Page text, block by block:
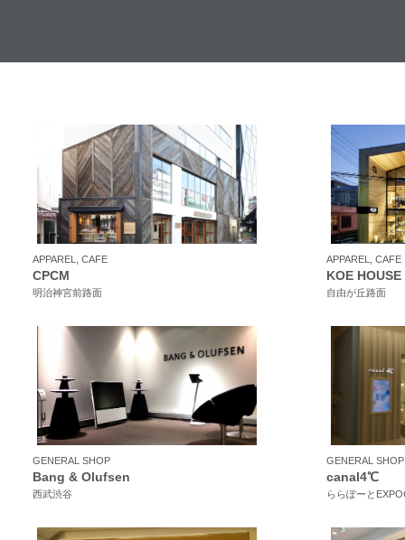
APPAREL, CAFE
CPCM
明治神宮前路面
APPAREL, CAFE
KOE HOUSE
自由が丘路面
GENERAL SHOP
Bang & Olufsen
西武渋谷
GENERAL SHOP
canal4℃
ららぽーと